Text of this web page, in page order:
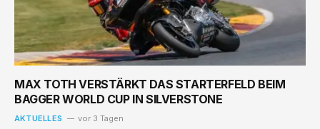
MAX TOTH VERSTÄRKT DAS STARTERFELD BEIM
BAGGER WORLD CUP IN SILVERSTONE
AKTUELLES vor 3 Tagen